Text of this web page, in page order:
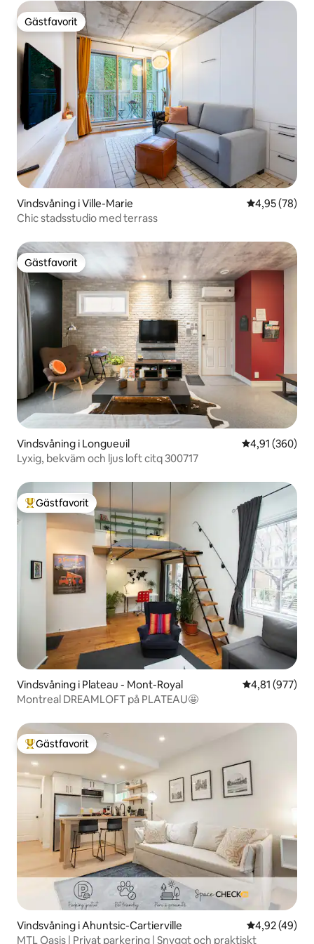
Gästfavorit
Gästfavorit
Vindsvåning i Ville-Marie 4,95 av 5 i
4,95 (78)
Chic stadsstudio med terrass
Gästfavorit
Gästfavorit
Vindsvåning i Longueuil 4,91 av 5 i
4,91 (360)
Lyxig, bekväm och ljus loft citq 300717
Populär gästfavorit
Gästfavorit
Vindsvåning i Plateau - Mont-Royal 4,81 av 5 i
4,81 (977)
Montreal DREAMLOFT på PLATEAU🤩
Populär gästfavorit
Gästfavorit
Vindsvåning i Ahuntsic-Cartierville 4,92 av 5 i
4,92 (49)
MTL Oasis | Privat parkering | Snyggt och praktiskt